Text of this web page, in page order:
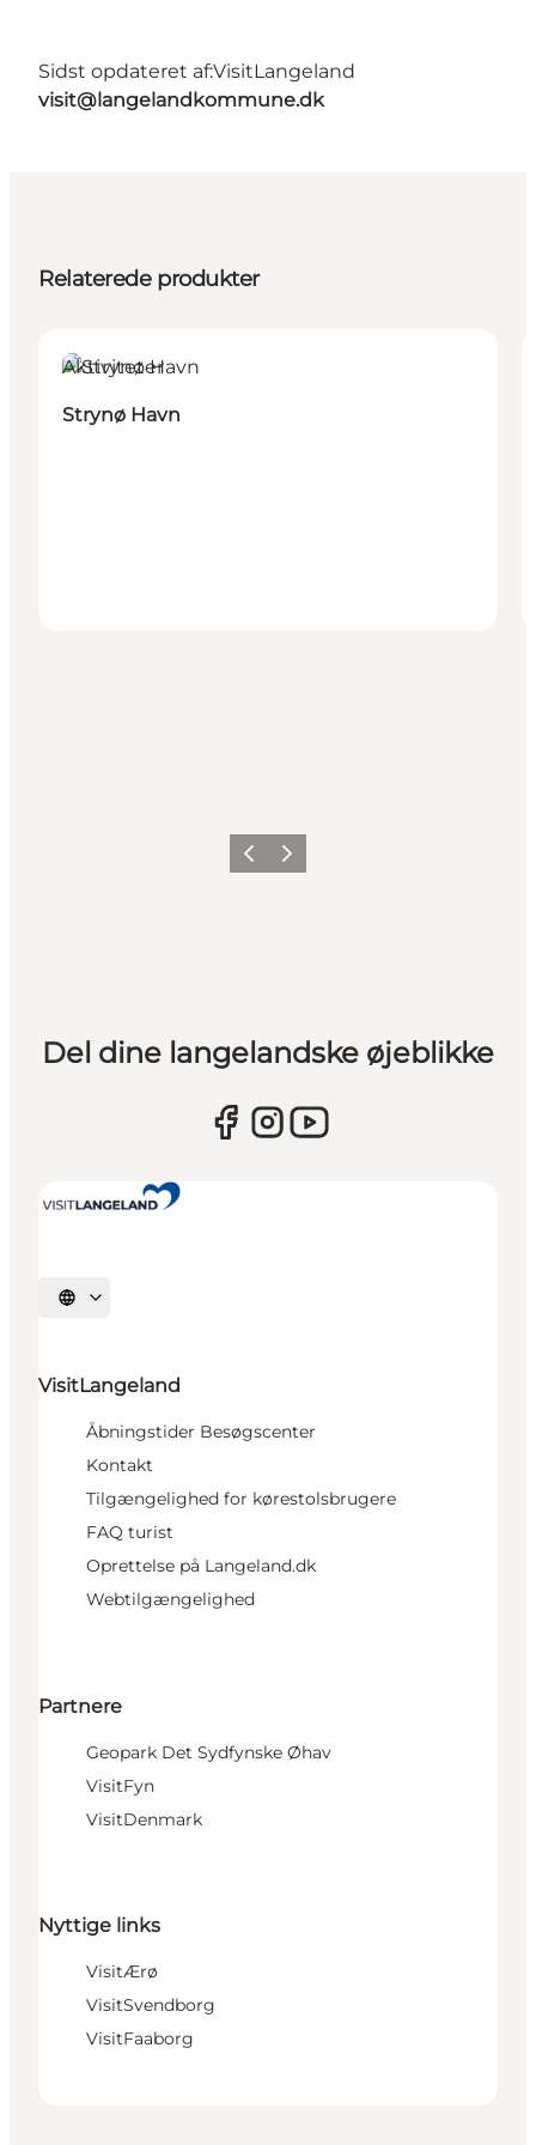
Sidst opdateret af:VisitLangeland
visit@langelandkommune.dk
Relaterede produkter
Aktiviteter
Strynø Havn
ForrigeNæste
Del dine langelandske øjeblikke
Vælg sprog
VisitLangeland
Åbningstider Besøgscenter
Kontakt
Tilgængelighed for kørestolsbrugere
FAQ turist
Oprettelse på Langeland.dk
Webtilgængelighed
Partnere
Geopark Det Sydfynske Øhav
VisitFyn
VisitDenmark
Nyttige links
VisitÆrø
VisitSvendborg
VisitFaaborg